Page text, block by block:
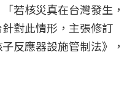
若核災真在台灣發生，
對此情形，主張修訂
反應器設施管制法》，